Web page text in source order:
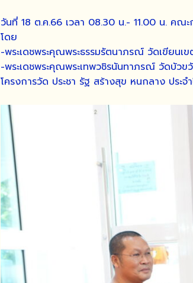
วันที่ 18 ต.ค.66 เวลา 08.30 น.- 11.00 น. คณะ
โดย
-พระเดชพระคุณพระธรรมรัตนาภรณ์ วัดเขียนเ
-พระเดชพระคุณพระเทพวชิรนันทาภรณ์ วัดบัวข
โครงการวัด ประชา รัฐ สร้างสุข หนกลาง ปร